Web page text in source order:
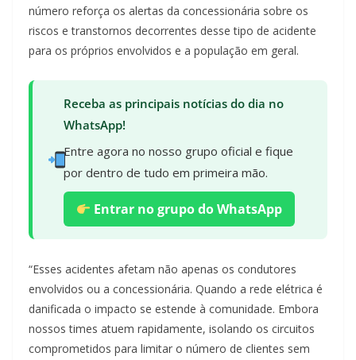
número reforça os alertas da concessionária sobre os
riscos e transtornos decorrentes desse tipo de acidente
para os próprios envolvidos e a população em geral.
Receba as principais notícias do dia no
WhatsApp!
Entre agora no nosso grupo oficial e fique
por dentro de tudo em primeira mão.
Entrar no grupo do WhatsApp
“Esses acidentes afetam não apenas os condutores
envolvidos ou a concessionária. Quando a rede elétrica é
danificada o impacto se estende à comunidade. Embora
nossos times atuem rapidamente, isolando os circuitos
comprometidos para limitar o número de clientes sem